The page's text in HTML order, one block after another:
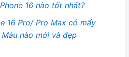
16 nào tốt nhất?
16 Pro/ Pro Max có mấy
Màu nào mới và đẹp